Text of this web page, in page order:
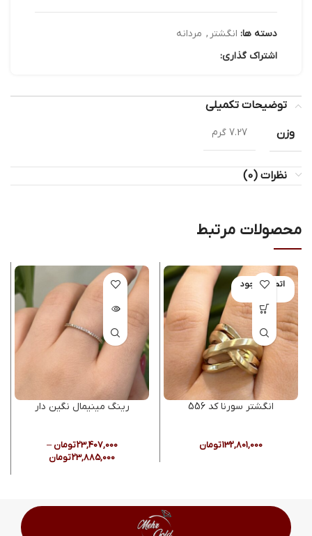
دسته ها: انگشتر , مردانه
اشتراک گذاری:
توضیحات تکمیلی
وزن
7.27 گرم
نظرات (0)
محصولات مرتبط
اتمام موجود
انگشتر سورنا کد 556
132,801,000تومان
رینگ مینیمال نگین دار
23,407,000تومان–
23,885,000تومان